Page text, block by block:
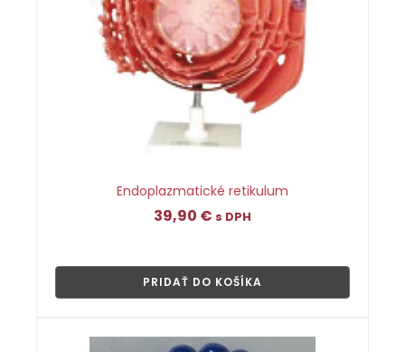
Endoplazmatické retikulum
39,90 € s DPH
PRIDAŤ DO KOŠÍKA